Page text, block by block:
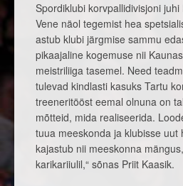
Spordiklubi korvpallidivisjoni
Vene näol tegemist hea
astub klubi järgmise sammu
pikaajaline kogemuse nii
meistriliiga tasemel. Need
tulevad kindlasti kasuks Tartu
treeneritööst eemal olnuna on
mõtteid, mida realiseerida.
tuua meeskonda ja klubisse uut
kajastub nii meeskonna
karikariiulil,“ sõnas Priit Kaasik.